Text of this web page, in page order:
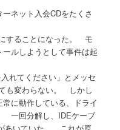
ネット入会CDをたくさ
することになった。 モ
ルしようとして事件は起
れてください」とメッセ
も変わらない。 しかし
に動作している、ドライ
一回分解し、IDEケーブ
あいていた。 これが原